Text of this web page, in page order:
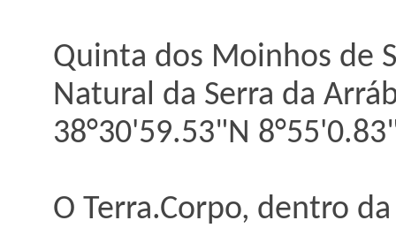
Quinta dos Moinhos de
Natural da Serra da
38°30'59.53"N
O Terra.Corpo, dentro